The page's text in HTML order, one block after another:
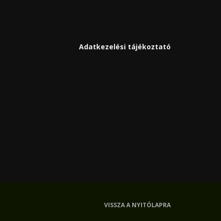
Adatkezelési tájékoztató
VISSZA A NYITÓLAPRA